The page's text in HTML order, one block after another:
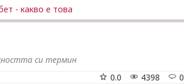
- какво е това
си термин
0
4398
0.0